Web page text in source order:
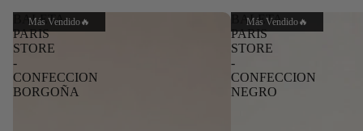
Más Vendido🔥
BALETA
PARIS
STORE
-
CONFECCION
BORGOÑA
Más Vendido🔥
BALETA
PARIS
STORE
-
CONFECCION
NEGRO